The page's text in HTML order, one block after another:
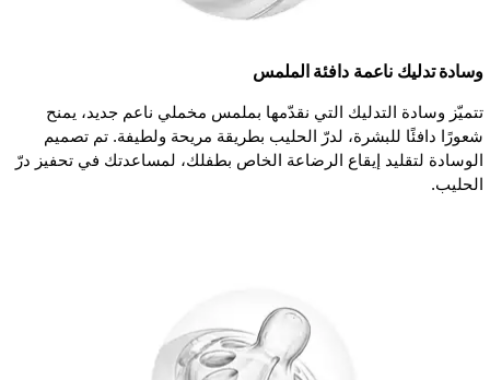
وسادة تدليك ناعمة دافئة الملمس
تتميّز وسادة التدليك التي نقدّمها بملمس مخملي ناعم جديد، يمنح
شعورًا دافئًا للبشرة، لدرّ الحليب بطريقة مريحة ولطيفة. تم تصميم
الوسادة لتقليد إيقاع الرضاعة الخاص بطفلك، لمساعدتك في تحفيز درّ
الحليب.